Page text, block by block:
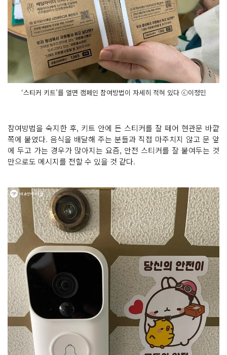
‘스티커 키트’를 열면 캠페인 참여방법이 자세히 적혀 있다 ⓒ이정민
참여방법을 숙지한 후, 키트 안에 든 스티커를 잘 떼어 현관문 바깥
쪽에 붙였다. 음식을 배달해 주는 분들과 직접 마주치지 않고 문 앞
에 두고 가는 경우가 많아지는 요즘, 안전 스티커를 잘 붙여두는 것
만으로도 메시지를 전할 수 있을 것 같다.